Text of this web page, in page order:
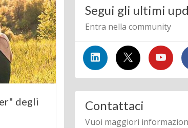
degli
Segui gli ultimi
Entra nella community
Contattaci
Vuoi maggiori